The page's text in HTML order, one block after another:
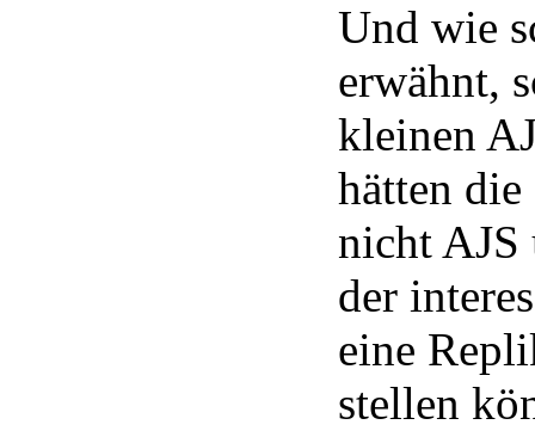
Und wie
erwähnt,
kleinen
hätten
nicht AJS
der
eine
stellen